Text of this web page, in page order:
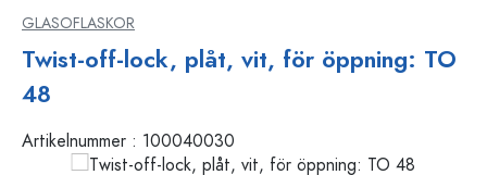
GLASOFLASKOR
Twist-off-lock, plåt, vit, för öppning: TO
48
Artikelnummer : 100040030